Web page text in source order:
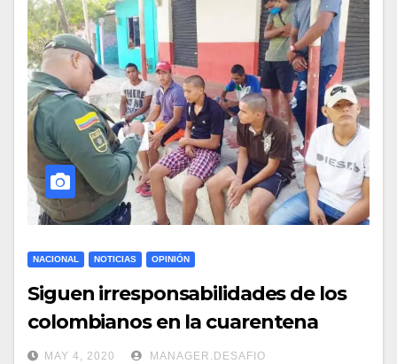
NACIONAL NOTICIAS OPINIÓN
Siguen irresponsabilidades de los
colombianos en la cuarentena
MAY 4, 2020 MANAGER.DESAFIO